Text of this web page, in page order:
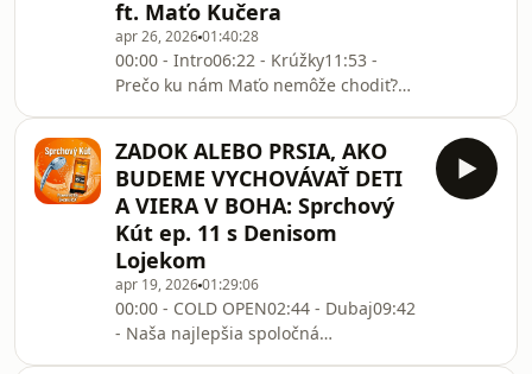
ft. Maťo Kučera
apr 26, 202601:40:28
00:00 - Intro06:22 - Krúžky11:53 -
Prečo ku nám Maťo nemôže chodiť?
prekvapenie33:18 - Štúdium a
videá43:06 - Mama ožeň ma finále +
Love Island52:32 - Q&amp;A01:04:55 -
Futbal01:17:21 - Maťova najhoršia
dating story01:28:48 - Otazky na telo
ZADOK ALEBO PRSIA, AKO
BUDEME VYCHOVÁVAŤ DETI
A VIERA V BOHA: Sprchový
Kút ep. 11 s Denisom
Lojekom
apr 19, 202601:29:06
00:00 - COLD OPEN02:44 - Dubaj09:42
- Naša najlepšia spoločná